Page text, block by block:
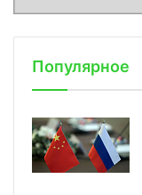
Популярное